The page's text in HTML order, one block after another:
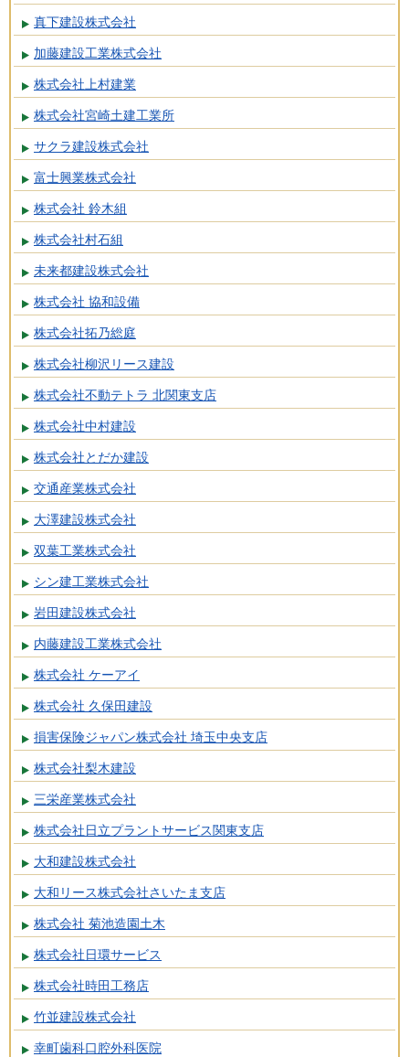
真下建設株式会社
加藤建設工業株式会社
株式会社上村建業
株式会社宮崎土建工業所
サクラ建設株式会社
富士興業株式会社
株式会社 鈴木組
株式会社村石組
未来都建設株式会社
株式会社 協和設備
株式会社拓乃総庭
株式会社柳沢リース建設
株式会社不動テトラ 北関東支店
株式会社中村建設
株式会社とだか建設
交通産業株式会社
大澤建設株式会社
双葉工業株式会社
シン建工業株式会社
岩田建設株式会社
内藤建設工業株式会社
株式会社 ケーアイ
株式会社 久保田建設
損害保険ジャパン株式会社 埼玉中央支店
株式会社梨木建設
三栄産業株式会社
株式会社日立プラントサービス関東支店
大和建設株式会社
大和リース株式会社さいたま支店
株式会社 菊池造園土木
株式会社日環サービス
株式会社時田工務店
竹並建設株式会社
幸町歯科口腔外科医院